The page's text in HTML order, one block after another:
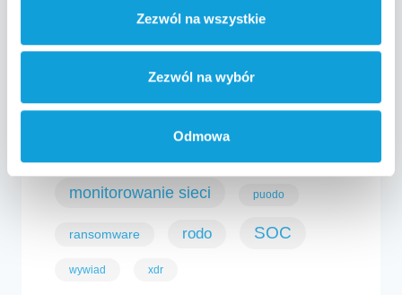
Zezwól na wszystkie
Zezwól na wybór
Odmowa
cyberbezpieczeństwo
monitorowanie sieci puodo
ransomware rodo SOC
wywiad xdr